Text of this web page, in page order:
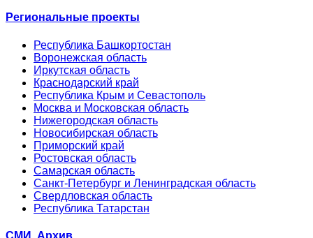
Региональные проекты
Республика Башкортостан
Воронежская область
Иркутская область
Краснодарский край
Республика Крым и Севастополь
Москва и Московская область
Нижегородская область
Новосибирская область
Приморский край
Ростовская область
Самарская область
Санкт-Петербург и Ленинградская область
Свердловская область
Республика Татарстан
СМИ. Архив